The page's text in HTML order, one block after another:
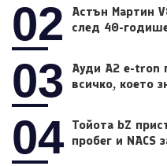
02
Астън Мартин
след 40-
03
Ауди A2 e-tron
всичко, което
04 Тойота bZ
пробег и NACS